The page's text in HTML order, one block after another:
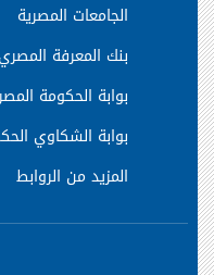
الجامعات المصرية
بنك المعرفة المصري
بوابة الحكومة
بوابة الشكاوي
المزيد من الروابط